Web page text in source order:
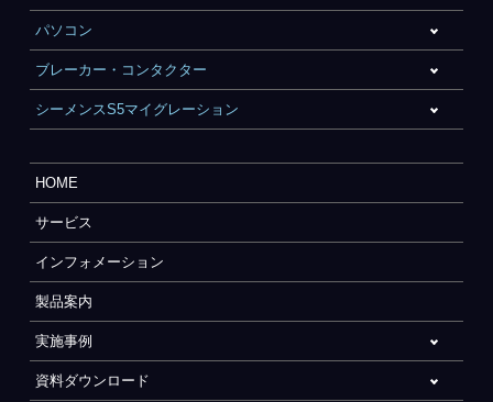
パソコン
ブレーカー・コンタクター
シーメンスS5マイグレーション
HOME
サービス
インフォメーション
製品案内
実施事例
資料ダウンロード